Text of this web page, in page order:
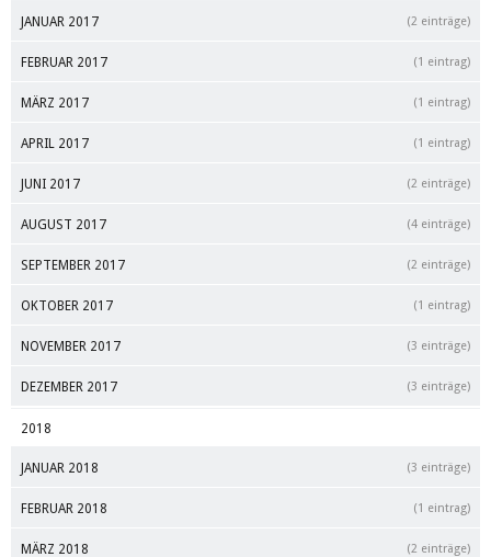
JANUAR 2017 (2 einträge)
FEBRUAR 2017 (1 eintrag)
MÄRZ 2017 (1 eintrag)
APRIL 2017 (1 eintrag)
JUNI 2017 (2 einträge)
AUGUST 2017 (4 einträge)
SEPTEMBER 2017 (2 einträge)
OKTOBER 2017 (1 eintrag)
NOVEMBER 2017 (3 einträge)
DEZEMBER 2017 (3 einträge)
2018
JANUAR 2018 (3 einträge)
FEBRUAR 2018 (1 eintrag)
MÄRZ 2018 (2 einträge)